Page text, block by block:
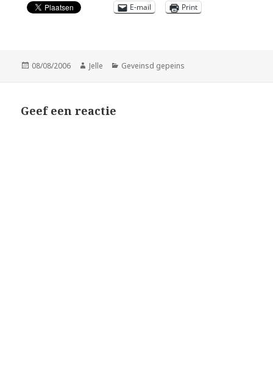
E-mail
Print
Geplaatst
08/08/2006 Auteur
Jelle Categorieën
Geveinsd gepeins
Geef een reactie